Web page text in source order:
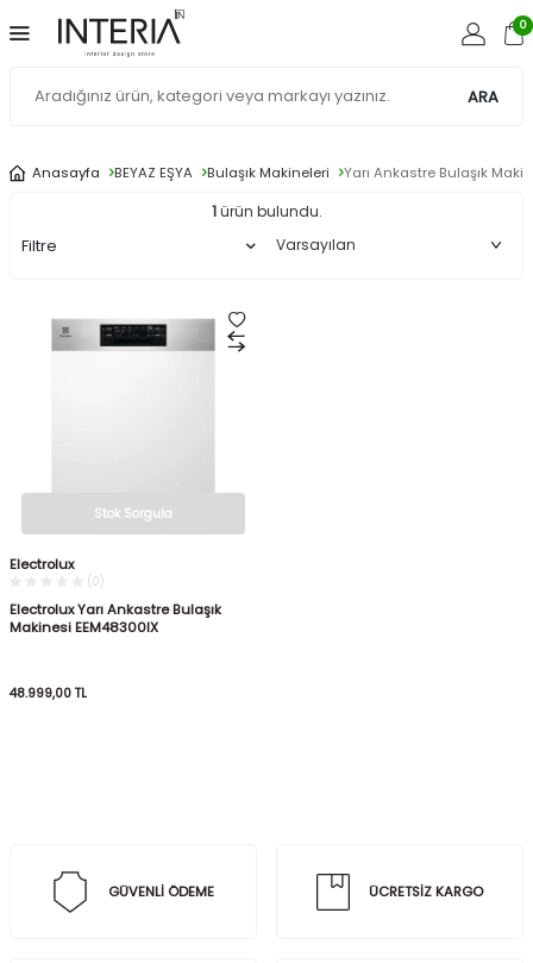
ARA
0
Anasayfa BEYAZ EŞYA Bulaşık Makineleri Yarı Ankastre Bulaşık
Filtre
1ürün bulundu.
Stok Sorgula
Electrolux
(0)
Electrolux Yarı Ankastre Bulaşık
Makinesi EEM48300IX
48.999,00 TL
GÜVENLİ ÖDEME ÜCRETSİZ KARGO